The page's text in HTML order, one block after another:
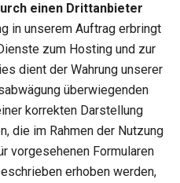
einen Drittanbieter
in unserem Auftrag erbringt
zum Hosting und zur
dient der Wahrung unserer
überwiegenden
korrekten Darstellung
die im Rahmen der Nutzung
vorgesehenen Formularen
erhoben werden,